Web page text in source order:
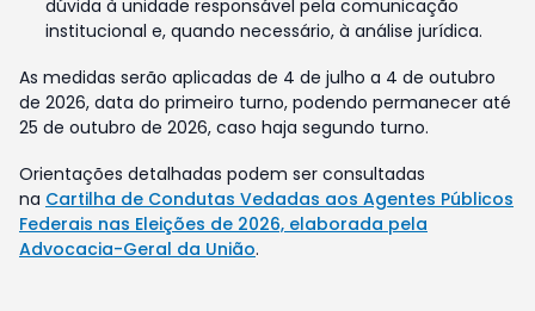
dúvida à unidade responsável pela comunicação
institucional e, quando necessário, à análise jurídica.
As medidas serão aplicadas de 4 de julho a 4 de outubro
de 2026, data do primeiro turno, podendo permanecer até
25 de outubro de 2026, caso haja segundo turno.
Orientações detalhadas podem ser consultadas
na Cartilha de Condutas Vedadas aos Agentes Públicos
Federais nas Eleições de 2026, elaborada pela
Advocacia-Geral da União.